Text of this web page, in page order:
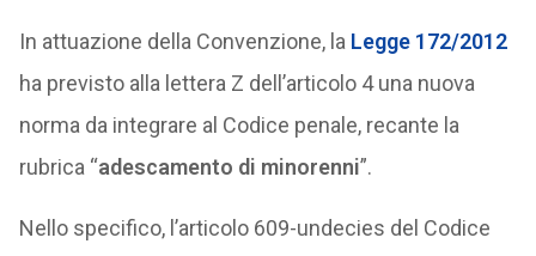
In attuazione della Convenzione, la Legge 172/2012
ha previsto alla lettera Z dell’articolo 4 una nuova
norma da integrare al Codice penale, recante la
rubrica “adescamento di minorenni”.
Nello specifico, l’articolo 609-undecies del Codice